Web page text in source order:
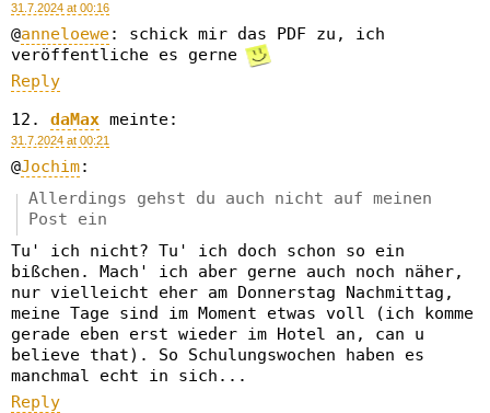
31.7.2024 at 00:16
@anneloewe: schick mir das PDF zu, ich
veröffentliche es gerne
Reply
daMax meinte:
31.7.2024 at 00:21
@Jochim:
Allerdings gehst du auch nicht auf meinen
Post ein
Tu' ich nicht? Tu' ich doch schon so ein
bißchen. Mach' ich aber gerne auch noch näher,
nur vielleicht eher am Donnerstag Nachmittag,
meine Tage sind im Moment etwas voll (ich komme
gerade eben erst wieder im Hotel an, can u
believe that). So Schulungswochen haben es
manchmal echt in sich...
Reply